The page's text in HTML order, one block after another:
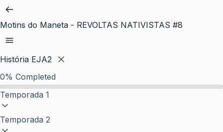
Pular
o
conteúdo
Motins do Maneta - REVOLTAS NATIVISTAS #8
História EJA2
0% Completed
Temporada 1
Temporada 2